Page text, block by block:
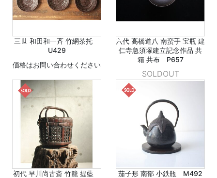
三世 和田和一斉 竹網茶托
U429
価格はお問い合わせください
六代 高橋道八 南蛮手 宝瓶 建
仁寺急須塚建立記念作品 共
箱 共布 P657
SOLDOUT
初代 早川尚古斎 竹籠 提藍
茄子形 南部 小鉄瓶 M492